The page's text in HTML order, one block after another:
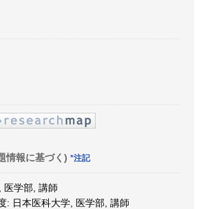
情報に基づく) *注記
医学部, 講師
: 日本医科大学, 医学部, 講師